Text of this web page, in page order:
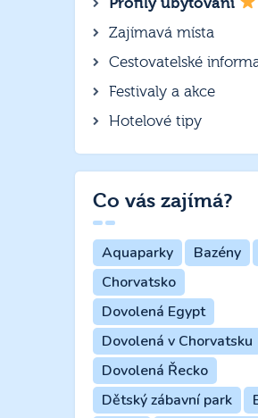
Zajímavá místa
Cestovatelské
Festivaly a akce
Hotelové tipy
Co vás zajímá?
Aquaparky Bazény
Chorvatsko
Dovolená Egypt
Dovolená v Chorvatsku
Dovolená Řecko
Dětský zábavní park